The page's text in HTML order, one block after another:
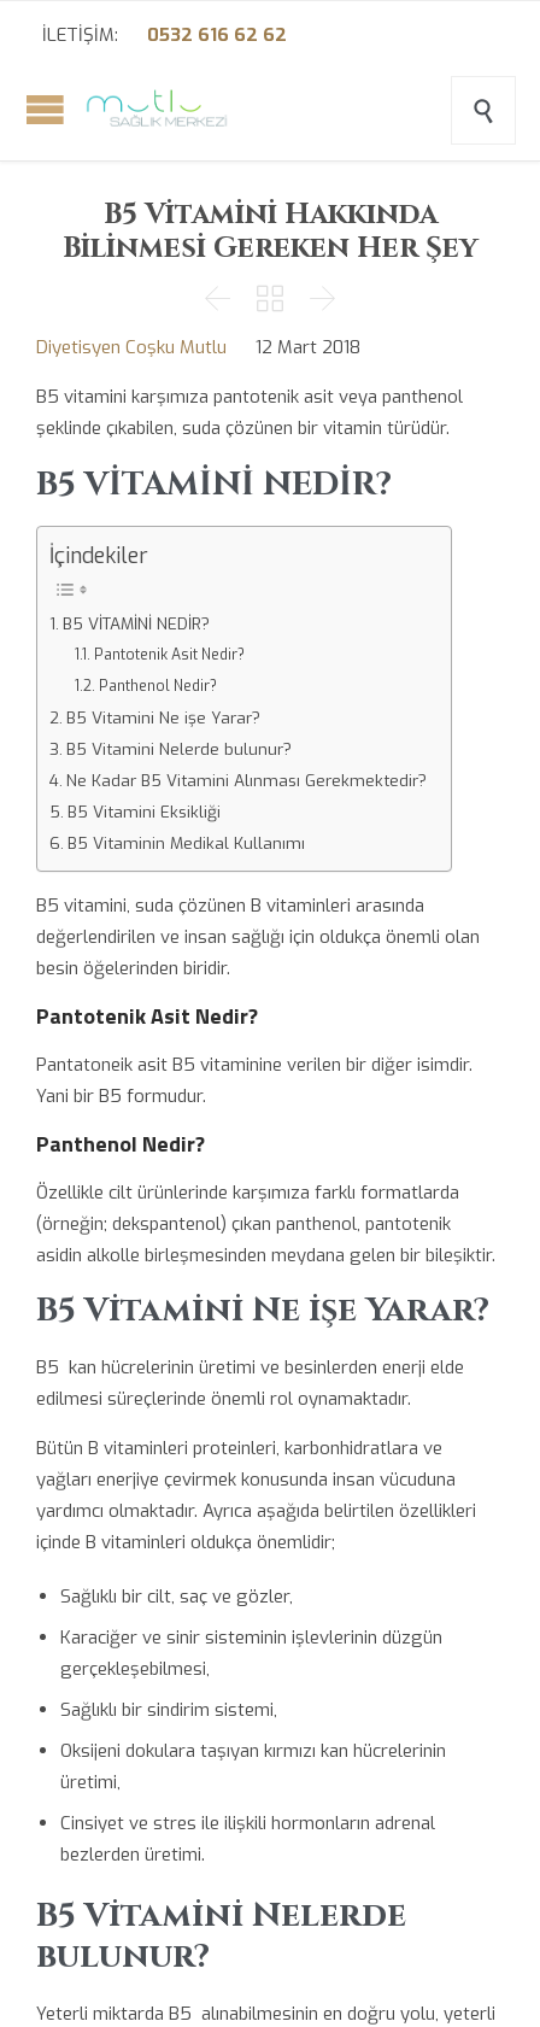
İLETİŞİM: 0532 616 62 62

B5 Vitamini Hakkında
Bilinmesi Gereken Her Şey
  
Diyetisyen Coşku Mutlu 12 Mart 2018
B5 vitamini karşımıza pantotenik asit veya panthenol
şeklinde çıkabilen, suda çözünen bir vitamin türüdür.
B5 VİTAMİNİ NEDİR?
İçindekiler
B5 VİTAMİNİ NEDİR?
Pantotenik Asit Nedir?
Panthenol Nedir?
B5 Vitamini Ne işe Yarar?
B5 Vitamini Nelerde bulunur?
Ne Kadar B5 Vitamini Alınması Gerekmektedir?
B5 Vitamini Eksikliği
B5 Vitaminin Medikal Kullanımı
B5 vitamini, suda çözünen B vitaminleri arasında
değerlendirilen ve insan sağlığı için oldukça önemli olan
besin öğelerinden biridir.
Pantotenik Asit Nedir?
Pantatoneik asit B5 vitaminine verilen bir diğer isimdir.
Yani bir B5 formudur.
Panthenol Nedir?
Özellikle cilt ürünlerinde karşımıza farklı formatlarda
(örneğin; dekspantenol) çıkan panthenol, pantotenik
asidin alkolle birleşmesinden meydana gelen bir bileşiktir.
B5 Vitamini Ne işe Yarar?
B5 kan hücrelerinin üretimi ve besinlerden enerji elde
edilmesi süreçlerinde önemli rol oynamaktadır.
Bütün B vitaminleri proteinleri, karbonhidratlara ve
yağları enerjiye çevirmek konusunda insan vücuduna
yardımcı olmaktadır. Ayrıca aşağıda belirtilen özellikleri
içinde B vitaminleri oldukça önemlidir;
Sağlıklı bir cilt, saç ve gözler,
Karaciğer ve sinir sisteminin işlevlerinin düzgün
gerçekleşebilmesi,
Sağlıklı bir sindirim sistemi,
Oksijeni dokulara taşıyan kırmızı kan hücrelerinin
üretimi,
Cinsiyet ve stres ile ilişkili hormonların adrenal
bezlerden üretimi.
B5 Vitamini Nelerde
bulunur?
Yeterli miktarda B5 alınabilmesinin en doğru yolu, yeterli